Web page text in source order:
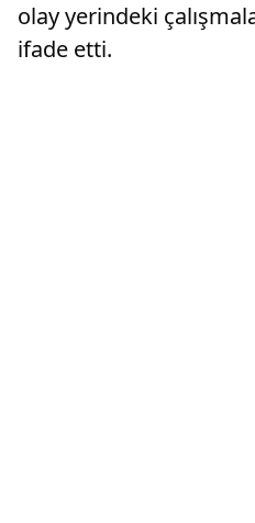
olay yerindeki
ifade etti.